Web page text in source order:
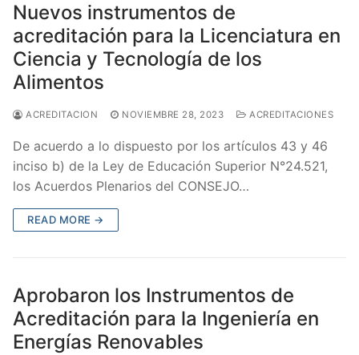
Nuevos instrumentos de
acreditación para la Licenciatura en
Ciencia y Tecnología de los
Alimentos
ACREDITACION NOVIEMBRE 28, 2023 ACREDITACIONES
De acuerdo a lo dispuesto por los artículos 43 y 46
inciso b) de la Ley de Educación Superior N°24.521,
los Acuerdos Plenarios del CONSEJO…
READ MORE →
Aprobaron los Instrumentos de
Acreditación para la Ingeniería en
Energías Renovables